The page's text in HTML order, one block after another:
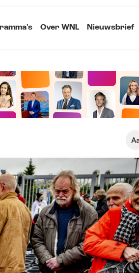
Over WNL Nieuwsbrief
Klein
Standaard
Groot
Kopieer link